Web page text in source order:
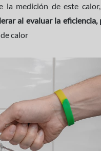
la medición de este
al evaluar la eficiencia,
calor